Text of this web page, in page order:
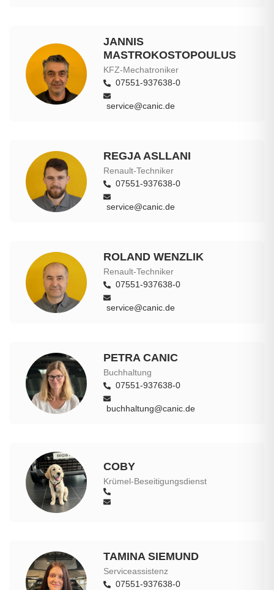
JANNIS
MASTROKOSTOPOULUS
KFZ-Mechatroniker
07551-937638-0
service@canic.de
REGJA ASLLANI
Renault-Techniker
07551-937638-0
service@canic.de
ROLAND WENZLIK
Renault-Techniker
07551-937638-0
service@canic.de
PETRA CANIC
Buchhaltung
07551-937638-0
buchhaltung@canic.de
COBY
Krümel-Beseitigungsdienst
TAMINA SIEMUND
Serviceassistenz
07551-937638-0